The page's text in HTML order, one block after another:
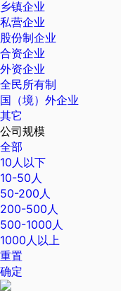
乡镇企业
私营企业
股份制企业
合资企业
外资企业
全民所有制
国（境）外企业
其它
公司规模
全部
10人以下
10-50人
50-200人
200-500人
500-1000人
1000人以上
重置
确定